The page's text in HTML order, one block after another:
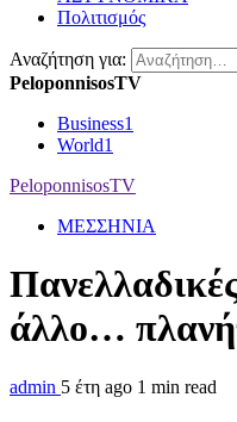
Πολιτισμός
Αναζήτηση για:
PeloponnisosTV
Business1
World1
PeloponnisosTV
ΜΕΣΣΗΝΙΑ
άλλο…
admin 5 έτη ago 1 min read